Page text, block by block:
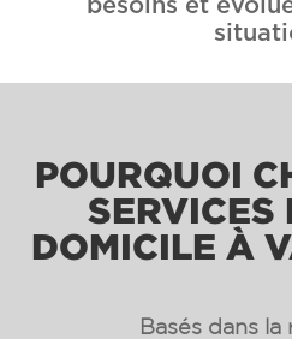
besoins et
POURQUOI
SERVICES
DOMICILE À
Basés dans